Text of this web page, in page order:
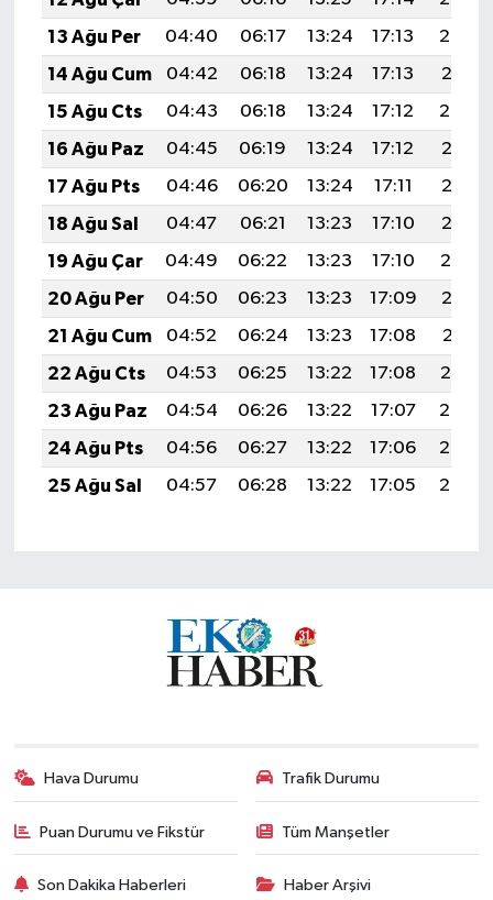
13 Ağu Per
04:40 06:17 13:24 17:13
20:22
14 Ağu Cum
04:42 06:18 13:24 17:13
20:21
15 Ağu Cts
04:43 06:18 13:24 17:12
20:20
16 Ağu Paz
04:45 06:19 13:24 17:12
20:18
17 Ağu Pts
04:46 06:20 13:24 17:11
20:17
18 Ağu Sal
04:47 06:21 13:23 17:10
20:15
19 Ağu Çar
04:49 06:22 13:23 17:10
20:14
20 Ağu Per
04:50 06:23 13:23 17:09
20:13
21 Ağu Cum
04:52 06:24 13:23 17:08
20:11
22 Ağu Cts
04:53 06:25 13:22 17:08
20:10
23 Ağu Paz
04:54 06:26 13:22 17:07
20:08
24 Ağu Pts
04:56 06:27 13:22 17:06
20:07
25 Ağu Sal
04:57 06:28 13:22 17:05 20:05
Hava Durumu Trafik Durumu
Puan Durumu ve Fikstür Tüm Manşetler
Son Dakika Haberleri Haber Arşivi